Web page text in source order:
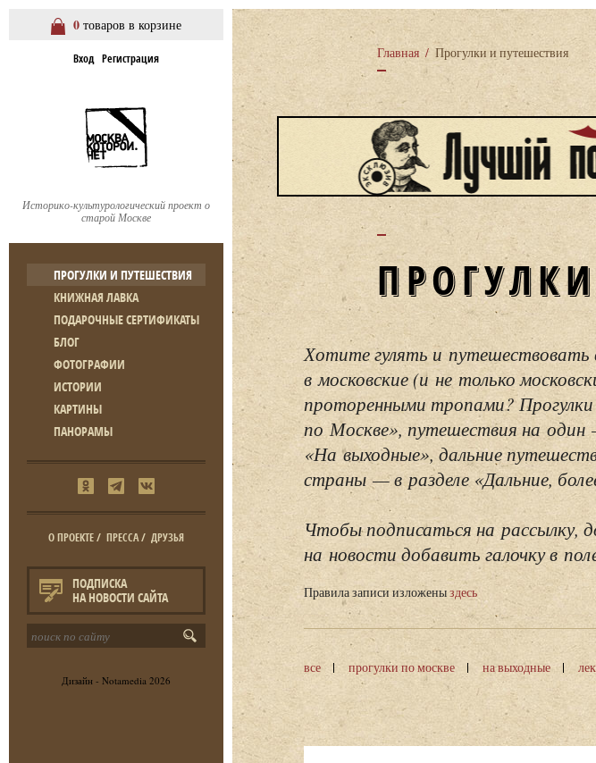
0 товаров в корзине
Вход Регистрация
Историко-культурологический проект о
старой Москве
ПРОГУЛКИ И ПУТЕШЕСТВИЯ
КНИЖНАЯ ЛАВКА
ПОДАРОЧНЫЕ СЕРТИФИКАТЫ
БЛОГ
ФОТОГРАФИИ
ИСТОРИИ
КАРТИНЫ
ПАНОРАМЫ
О ПРОЕКТЕ/ ПРЕССА/ ДРУЗЬЯ
ПОДПИСКА
НА НОВОСТИ САЙТА
Дизайн - Notamedia 2026
Главная / Прогулки и путешествия
Хотите гулять и путешествовать
в московские (и не только
проторенными тропами?
по Москве», путешествия на один
«На выходные», дальние
страны — в разделе «Дальние,
Чтобы подписаться на рассылку,
на новости добавить галочку в
Правила записи изложеныздесь
все прогулки по москве на выходные